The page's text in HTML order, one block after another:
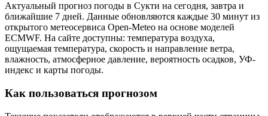
Актуальный прогноз погоды в Сукти на сегодня, завтра и
ближайшие 7 дней. Данные обновляются каждые 30 минут из
открытого метеосервиса Open-Meteo на основе моделей
ECMWF. На сайте доступны: температура воздуха,
ощущаемая температура, скорость и направление ветра,
влажность, атмосферное давление, вероятность осадков, УФ-
индекс и карты погоды.
Как пользоваться прогнозом